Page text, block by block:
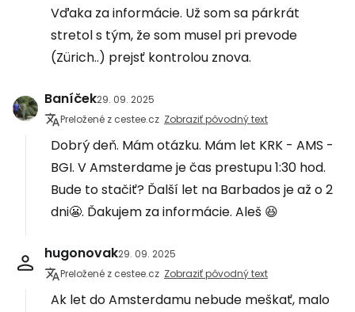
Vďaka za informácie. Už som sa párkrát
stretol s tým, že som musel pri prevode
(Zürich..) prejsť kontrolou znova.
Baníček29. 09. 2025
Preložené z cestee.cz Zobraziť pôvodný text
Dobrý deň. Mám otázku. Mám let KRK - AMS -
BGI. V Amsterdame je čas prestupu 1:30 hod.
Bude to stačiť? Ďalší let na Barbados je až o 2
dni😬. Ďakujem za informácie. Aleš 😆
hugonovak29. 09. 2025
Preložené z cestee.cz Zobraziť pôvodný text
Ak let do Amsterdamu nebude meškať, malo